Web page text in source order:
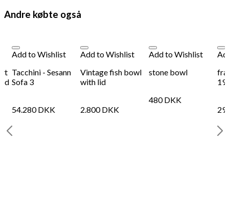
Andre købte også
Add to Wishlist
Tacchini - Sesann
Sofa 3
54.280DKK
Add to Wishlist
Vintage fish bowl
with lid
2.800DKK
Add to Wishlist
stone bowl
480DKK